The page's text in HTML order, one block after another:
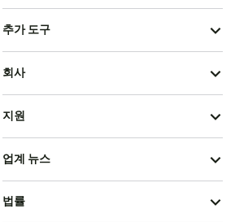
추가 도구
회사
지원
업계 뉴스
법률